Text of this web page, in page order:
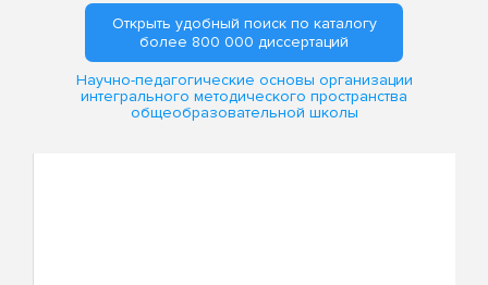
Открыть удобный поиск по каталогу
более 800 000 диссертаций
Научно-педагогические основы организации
интегрального методического пространства
общеобразовательной школы